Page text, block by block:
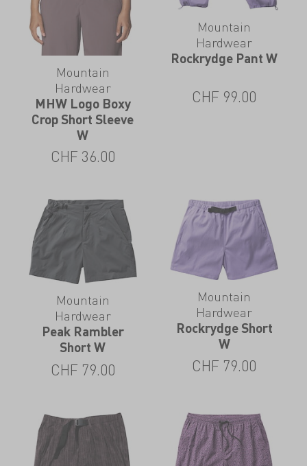
Mountain
Hardwear
MHW Logo Boxy
Crop Short Sleeve
W
CHF 36.00
Mountain
Hardwear
Rockrydge Pant W
CHF 99.00
Mountain
Hardwear
Peak Rambler
Short W
CHF 79.00
Mountain
Hardwear
Rockrydge Short
W
CHF 79.00